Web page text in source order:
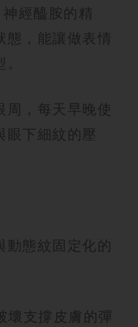
神經醯胺的精
態，能讓做表情
周，每天早晚使
眼下細紋的壓
動態紋固定化的
壞支撐皮膚的彈